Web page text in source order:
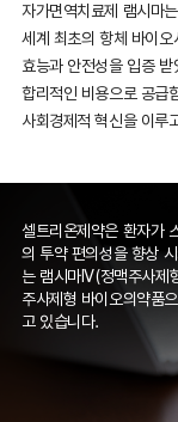
자가면역치료제 램시마
세계 최초의 항체 바이
효능과 안전성을 입증
합리적인 비용으로 공급
사회경제적 혁신을 이루
셀트리온제약은 환자가
의 투약 편의성을 향상
는 램시마IV(정맥주사제
주사제형 바이오의약품
고 있습니다.